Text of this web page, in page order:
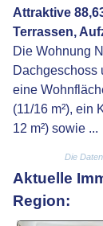
Attraktive
Terrassen,
Die Wohnung
Dachgeschoss
eine
(11/16 m²), ein
12 m²) sowie ...
Die
Aktuelle
Region: